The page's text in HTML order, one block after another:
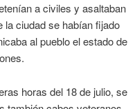
a civiles y asaltaban
ciudad se habían fijado
al pueblo el estado de
horas del 18 de julio, se